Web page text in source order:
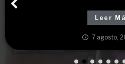
Leer
7 agosto,